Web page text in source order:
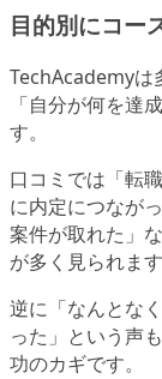
目的別にコー
TechAcademyは
「自分が何を達
す。
口コミでは「転
に内定につなが
案件が取れた」
が多く見られます
逆に「なんとな
った」という声
功のカギです。